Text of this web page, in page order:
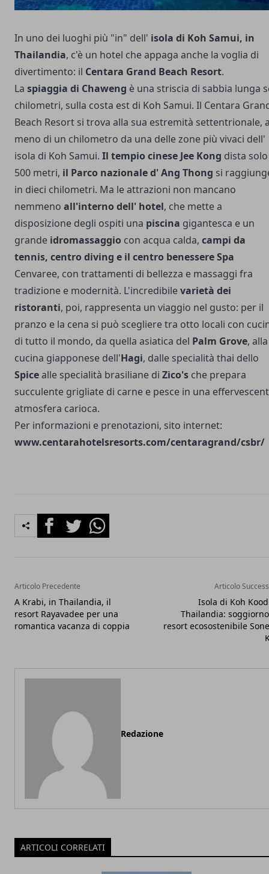
In uno dei luoghi più "in" dell' isola di Koh Samui, in
Thailandia, c'è un hotel che appaga anche la voglia di
divertimento: il Centara Grand Beach Resort.
La spiaggia di Chaweng è una striscia di sabbia lunga
chilometri, sulla costa est di Koh Samui. Il Centara
Beach Resort si trova alla sua estremità settentrionale,
meno di un chilometro da una delle zone più vivaci dell'
isola di Koh Samui. Il tempio cinese Jee Kong dista solo
500 metri, il Parco nazionale d' Ang Thong si
in dieci chilometri. Ma le attrazioni non mancano
nemmeno all'interno dell' hotel, che mette a
disposizione degli ospiti una piscina gigantesca e un
grande idromassaggio con acqua calda, campi da
tennis, centro diving e il centro benessere Spa
Cenvaree, con trattamenti di bellezza e massaggi fra
tradizione e modernità. L'incredibilevarietà dei
ristoranti, poi, rappresenta un viaggio nel gusto: per il
pranzo e la cena si può scegliere tra otto locali con
di tutto il mondo, da quella asiatica del Palm Grove, alla
cucina giapponese dell'Hagi, dalle specialità thai dello
Spicealle specialità brasiliane di Zico's che prepara
succulente grigliate di carne e pesce in una
atmosfera carioca.
Per informazioni e prenotazioni, sito internet:
www.centarahotelsresorts.com/centaragrand/csbr/
FacebookTwitterWhatsapp
Articolo Precedente
A Krabi, in Thailandia, il
resort Rayavadee per una
romantica vacanza di coppia
Articolo
Isola di Koh
Thailandia:
resort ecosostenibile
Redazione
ARTICOLI CORRELATI